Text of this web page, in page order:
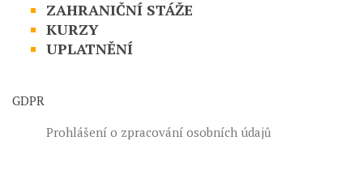
ZAHRANIČNÍ STÁŽE
KURZY
UPLATNĚNÍ
GDPR
Prohlášení o zpracování osobních údajů